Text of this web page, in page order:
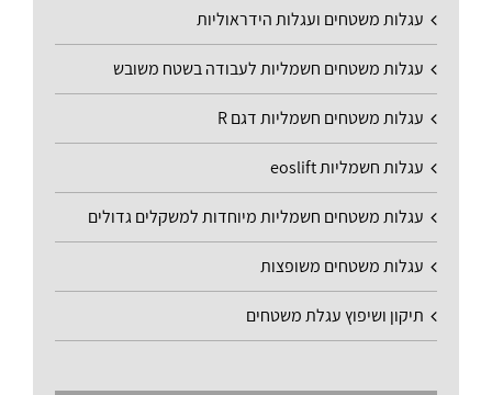
עגלות משטחים ועגלות הידראוליות
עגלות משטחים חשמליות לעבודה בשטח משובש
עגלות משטחים חשמליות דגם R
עגלות חשמליות eoslift
עגלות משטחים חשמליות מיוחדות למשקלים גדולים
עגלות משטחים משופצות
תיקון ושיפוץ עגלת משטחים